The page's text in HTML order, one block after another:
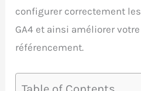
configurer correctement
GA4 et ainsi améliorer
référencement.